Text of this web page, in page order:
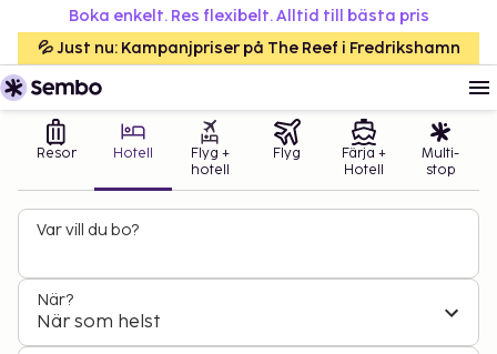
Boka enkelt. Res flexibelt. Alltid till bästa pris
💦 Just nu: Kampanjpriser på The Reef i Fredrikshamn
Resor Hotell
Flyg +
hotell
Flyg
Färja +
Hotell
Multi-
stop
Var vill du bo?
När?
När som helst